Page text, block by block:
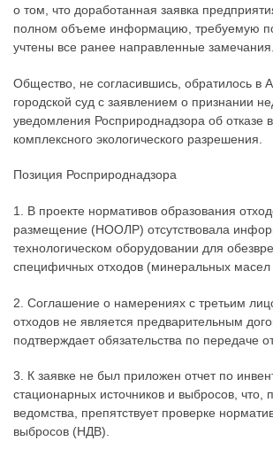
о том, что доработанная заявка
полном объеме информацию, требуемую
учтены все ранее направленные замечания.
Общество, не согласившись, обратилось в
городской суд с заявлением о признании
уведомления Росприроднадзора об отказе
комплексного экологического разрешения.
Позиция Росприроднадзора
1. В проекте нормативов образования
размещение (НООЛР) отсутствовала
технологическом оборудовании для
специфичных отходов (минеральных
2. Соглашение о намерениях с третьим
отходов не является предварительным
подтверждает обязательства по передаче
3. К заявке не был приложен отчет по
стационарных источников и выбросов, что,
ведомства, препятствует проверке
выбросов (НДВ).